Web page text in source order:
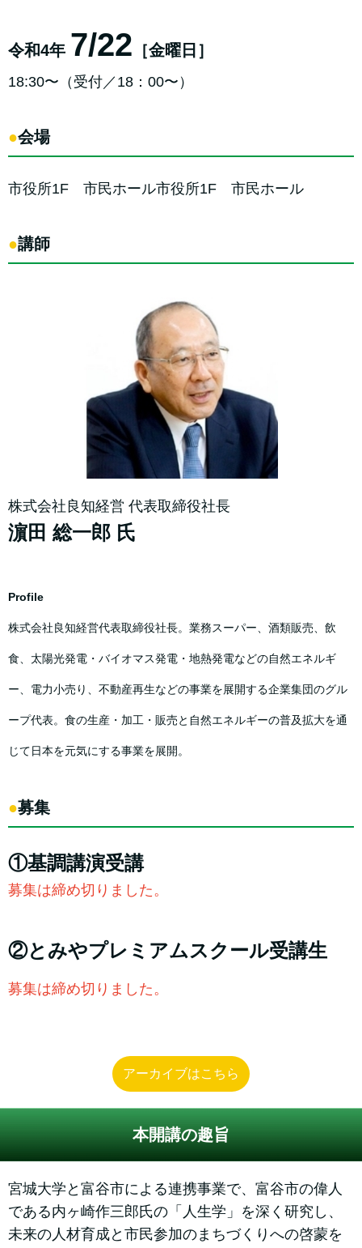
令和4年 7/22 ［金曜日］
18:30〜（受付／18：00〜）
●会場
市役所1F 市民ホール市役所1F 市民ホール
●講師
株式会社良知経営 代表取締役社長
濵田 総一郎 氏
Profile
株式会社良知経営代表取締役社長。業務スーパー、酒類販売、飲
食、太陽光発電・バイオマス発電・地熱発電などの自然エネルギ
ー、電力小売り、不動産再生などの事業を展開する企業集団のグル
ープ代表。食の生産・加工・販売と自然エネルギーの普及拡大を通
じて日本を元気にする事業を展開。
●募集
①基調講演受講
募集は締め切りました。
②とみやプレミアムスクール受講生
募集は締め切りました。
アーカイブはこちら
本開講の趣旨
宮城大学と富谷市による連携事業で、富谷市の偉人
である内ヶ崎作三郎氏の「人生学」を深く研究し、
未来の人材育成と市民参加のまちづくりへの啓蒙を